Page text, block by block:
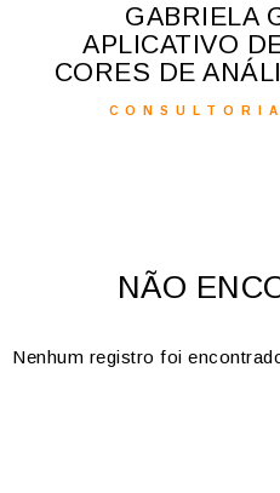
GANEM – O
DE CARTELA DE
CROMÁTICA
DE IMAGEM
NÃO
Nenhum registro foi